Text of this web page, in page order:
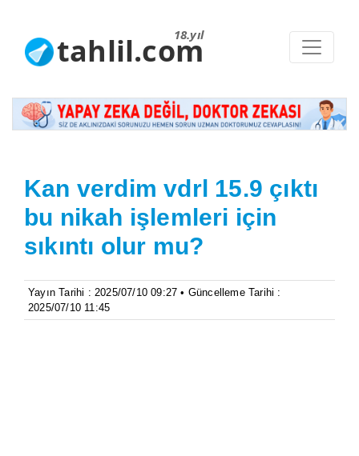
18.yıl
tahlil.com
Kan verdim vdrl 15.9 çıktı
bu nikah işlemleri için
sıkıntı olur mu?
Yayın Tarihi : 2025/07/10 09:27 • Güncelleme Tarihi :
2025/07/10 11:45